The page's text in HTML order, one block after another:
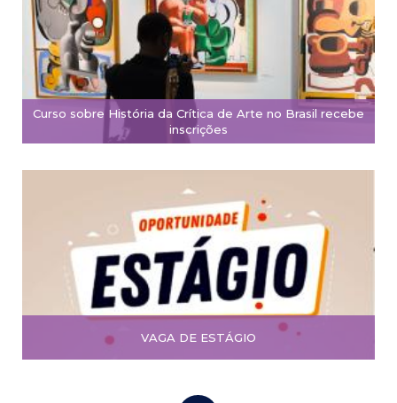
Curso sobre História da Crítica de Arte no Brasil recebe
inscrições
VAGA DE ESTÁGIO